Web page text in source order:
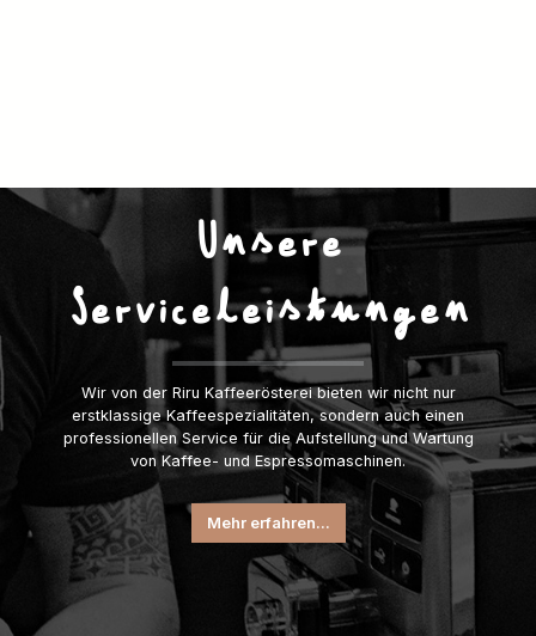
Unsere
Serviceleistungen
Wir von der Riru Kaffeerösterei bieten wir nicht nur
erstklassige Kaffeespezialitäten, sondern auch einen
professionellen Service für die Aufstellung und Wartung
von Kaffee- und Espressomaschinen.
Mehr erfahren...